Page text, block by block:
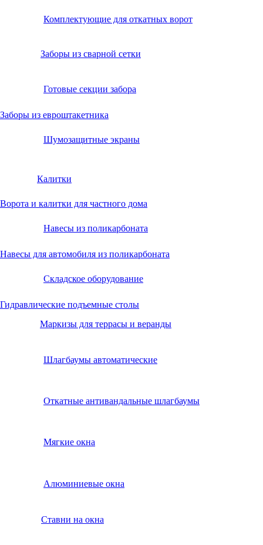
Комплектующие для откатных ворот
Заборы из сварной сетки
Готовые секции забора
Заборы из евроштакетника
Шумозащитные экраны
Калитки
Ворота и калитки для частного дома
Навесы из поликарбоната
Навесы для автомобиля из поликарбоната
Складское оборудование
Гидравлические подъемные столы
Маркизы для террасы и веранды
Шлагбаумы автоматические
Откатные антивандальные шлагбаумы
Мягкие окна
Алюминиевые окна
Ставни на окна